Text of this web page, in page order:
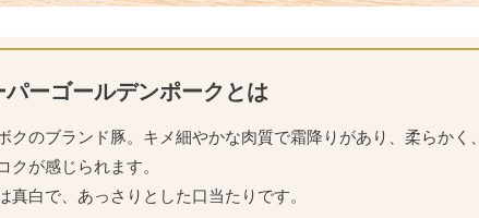
パーゴールデンポークとは
クのブランド豚。キメ細やかな肉質で霜降りがあり、柔らかく、
クが感じられます。
真白で、あっさりとした口当たりです。